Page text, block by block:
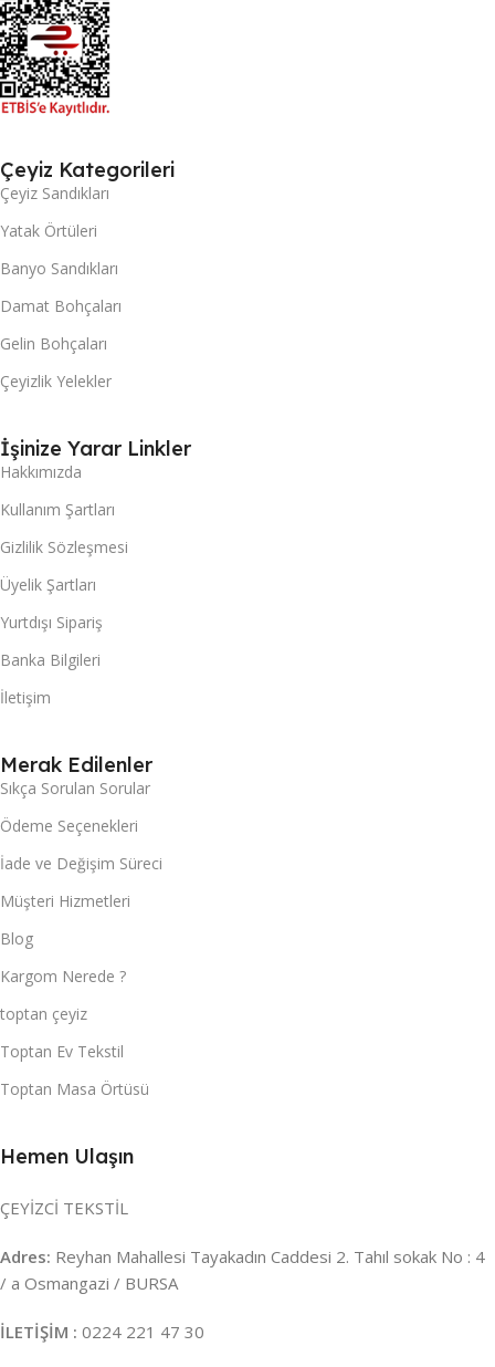
Çeyiz Kategorileri
Çeyiz Sandıkları
Yatak Örtüleri
Banyo Sandıkları
Damat Bohçaları
Gelin Bohçaları
Çeyizlik Yelekler
İşinize Yarar Linkler
Hakkımızda
Kullanım Şartları
Gizlilik Sözleşmesi
Üyelik Şartları
Yurtdışı Sipariş
Banka Bilgileri
İletişim
Merak Edilenler
Sıkça Sorulan Sorular
Ödeme Seçenekleri
İade ve Değişim Süreci
Müşteri Hizmetleri
Blog
Kargom Nerede ?
toptan çeyiz
Toptan Ev Tekstil
Toptan Masa Örtüsü
Hemen Ulaşın
ÇEYİZCİ TEKSTİL
Adres: Reyhan Mahallesi Tayakadın Caddesi 2. Tahıl sokak No : 4
/ a Osmangazi / BURSA
İLETİŞİM : 0224 221 47 30